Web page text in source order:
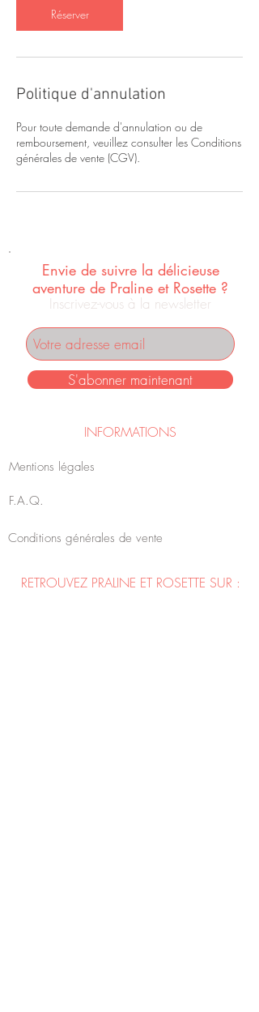
Réserver
Politique d'annulation
Pour toute demande d'annulation ou de
remboursement, veuillez consulter les Conditions
Envie de suivre la délicieuse
aventure de Praline et Rosette ?
Inscrivez-vous à la newsletter
S'abonner maintenant
INFORMATIONS
Mentions légales
F.A.Q.
Conditions générales de vente
RETROUVEZ PRALINE ET ROSETTE SUR :